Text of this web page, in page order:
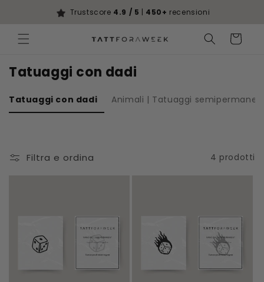
direttamente Trustscore 4.9 / 5 | 450+ recensioni
Carrello
Tatuaggi con dadi
Tatuaggi con dadi Animali | Tatuaggi
Filtra e ordina 4 prodotti